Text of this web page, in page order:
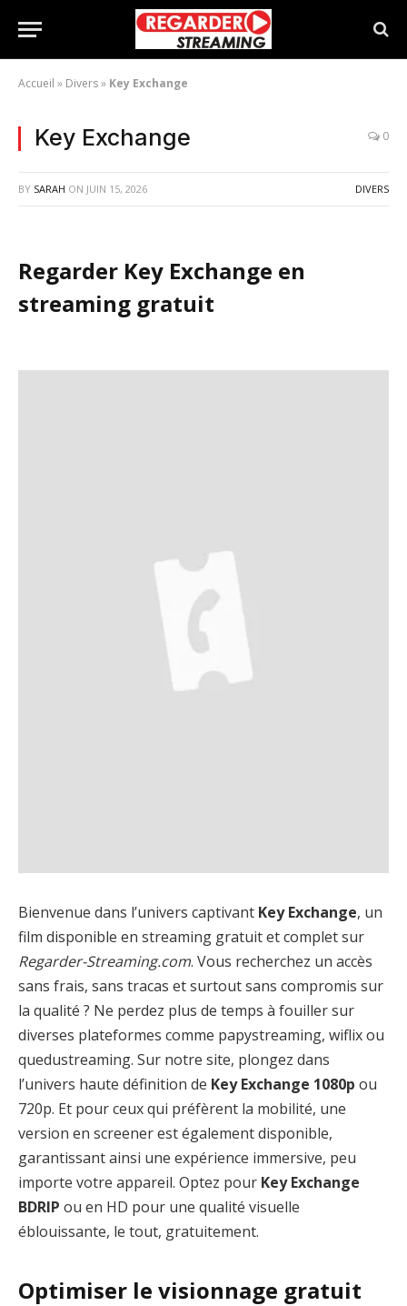
Accueil » Divers» Key Exchange
Key Exchange 0
BY SARAH ON JUIN 15, 2026 DIVERS
Regarder Key Exchange en
streaming gratuit
Bienvenue dans l’univers captivant Key Exchange, un
film disponible en streaming gratuit et complet sur
Regarder-Streaming.com. Vous recherchez un accès
sans frais, sans tracas et surtout sans compromis sur
la qualité ? Ne perdez plus de temps à fouiller sur
diverses plateformes comme papystreaming, wiflix ou
quedustreaming. Sur notre site, plongez dans
l’univers haute définition de Key Exchange 1080p ou
720p. Et pour ceux qui préfèrent la mobilité, une
version en screener est également disponible,
garantissant ainsi une expérience immersive, peu
importe votre appareil. Optez pour Key Exchange
BDRIP ou en HD pour une qualité visuelle
éblouissante, le tout, gratuitement.
Optimiser le visionnage gratuit